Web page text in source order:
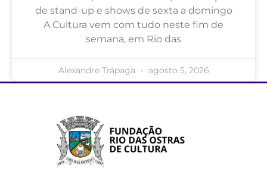
de stand-up e shows de sexta a domingo
A Cultura vem com tudo neste fim de
semana, em Rio das
Alexandre Trápaga agosto 5, 2026